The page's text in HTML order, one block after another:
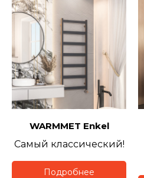
WARMMET Enkel
Самый классический!
Подробнее